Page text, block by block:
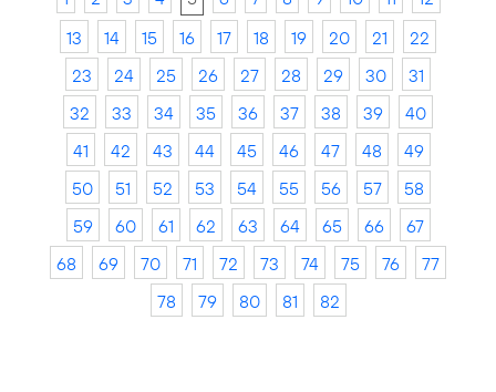
13
14 15 16 17 18 19 20 21
22
23
24 25 26 27 28 29 30
31
32
33 34 35 36 37 38 39
40
41
42 43 44 45 46 47 48
49
50
51 52 53 54 55 56 57
58
59
60 61 62 63 64 65 66
67
68
69 70 71 72 73 74 75 76
77
78
79 80 81 82